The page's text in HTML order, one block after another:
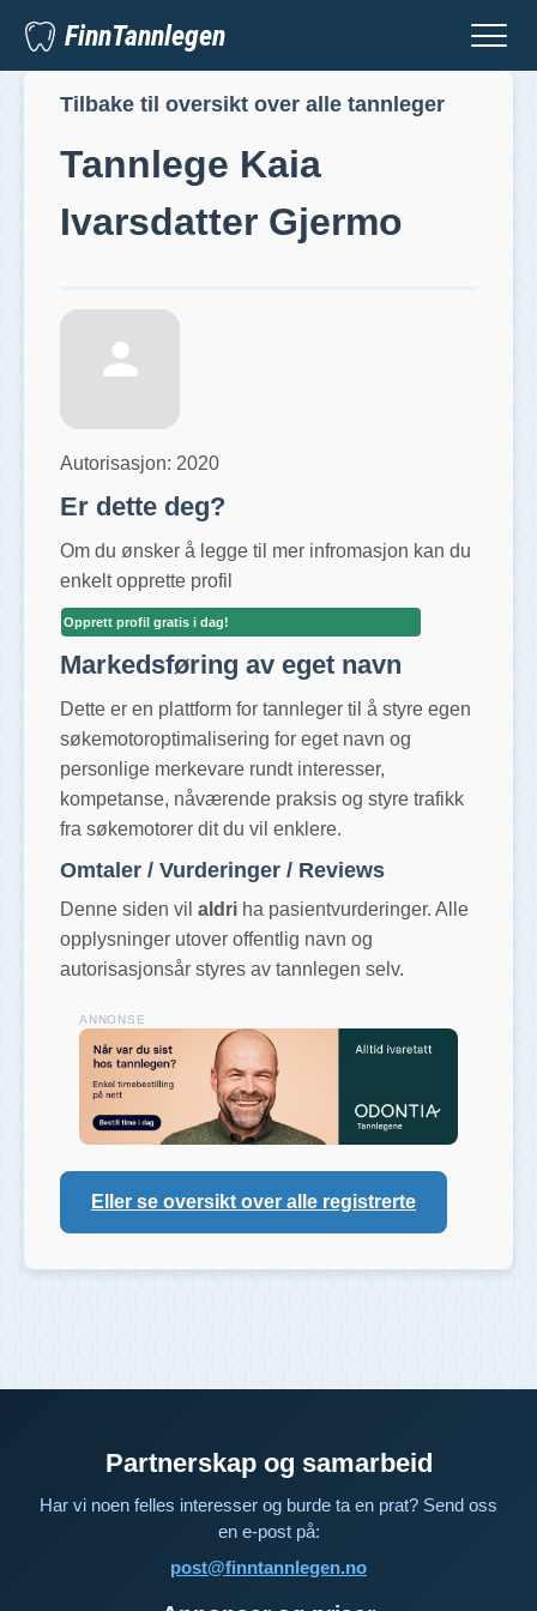
FinnTannlegen
Tilbake til oversikt over alle tannleger
Tannlege Kaia
Ivarsdatter Gjermo
Autorisasjon: 2020
Er dette deg?
Om du ønsker å legge til mer infromasjon kan du
enkelt opprette profil
Opprett profil gratis i dag!
Markedsføring av eget navn
Dette er en plattform for tannleger til å styre egen
søkemotoroptimalisering for eget navn og
personlige merkevare rundt interesser,
kompetanse, nåværende praksis og styre trafikk
fra søkemotorer dit du vil enklere.
Omtaler / Vurderinger / Reviews
Denne siden vil aldri ha pasientvurderinger. Alle
opplysninger utover offentlig navn og
autorisasjonsår styres av tannlegen selv.
ANNONSE
Eller se oversikt over alle registrerte
Partnerskap og samarbeid
Har vi noen felles interesser og burde ta en prat? Send oss
en e-post på:
post@finntannlegen.no